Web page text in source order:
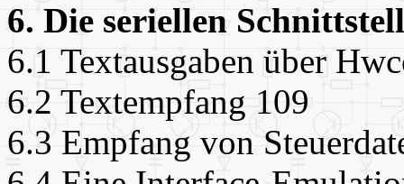
6. Die seriellen
6.1 Textausgaben über
6.2 Textempfang 109
6.3 Empfang von